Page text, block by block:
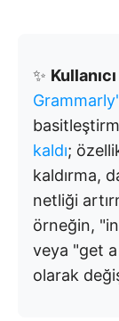
✨
kaldı;
kaldırma,
netliği
örneğin,
veya "get
olarak